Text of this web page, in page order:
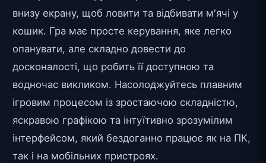
внизу екрану, щоб ловити та відбивати м'ячі у
кошик. Гра має просте керування, яке легко
опанувати, але складно довести до
досконалості, що робить її доступною та
водночас викликом. Насолоджуйтесь плавним
ігровим процесом із зростаючою складністю,
яскравою графікою та інтуїтивно зрозумілим
інтерфейсом, який бездоганно працює як на ПК,
так і на мобільних пристроях.